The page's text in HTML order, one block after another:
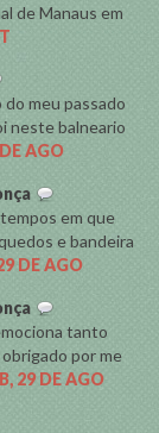
de Manaus em
meu passado
neste balneario
AGO
em que
e bandeira
DE AGO
tanto
por me
29 DE AGO